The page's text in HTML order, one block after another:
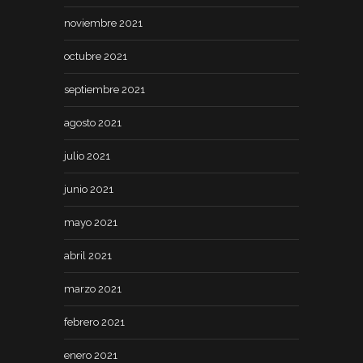
noviembre 2021
octubre 2021
septiembre 2021
agosto 2021
julio 2021
junio 2021
mayo 2021
abril 2021
marzo 2021
febrero 2021
enero 2021